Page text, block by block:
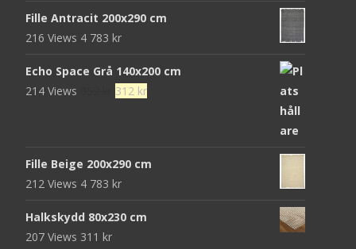
Fille Antracit 200x290 cm
216 Views 4 783 kr
Echo Space Grå 140x200 cm
214 Views
Det
952 kr.
312 krDet
312 kr.
Fille Beige 200x290 cm
212 Views 4 783 kr
Halkskydd 80x230 cm
207 Views 311 kr